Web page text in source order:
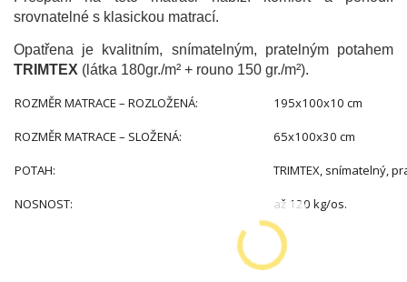
srovnatelné s klasickou matrací.
Opatřena je kvalitním, snímatelným, pratelným potahem
TRIMTEX (látka 180gr./m² + rouno 150 gr./m²).
ROZMĚR MATRACE – ROZLOŽENÁ: 195x100x10 cm
ROZMĚR MATRACE – SLOŽENÁ: 65x100x30 cm
POTAH: TRIMTEX, snímatelný,
NOSNOST: až 120 kg/os.